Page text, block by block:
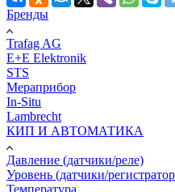
Бренды
Trafag AG
E+E Elektronik
STS
Мераприбор
In-Situ
Lambrecht
КИП И АВТОМАТИКА
Давление (датчики/реле)
Уровень (датчики/